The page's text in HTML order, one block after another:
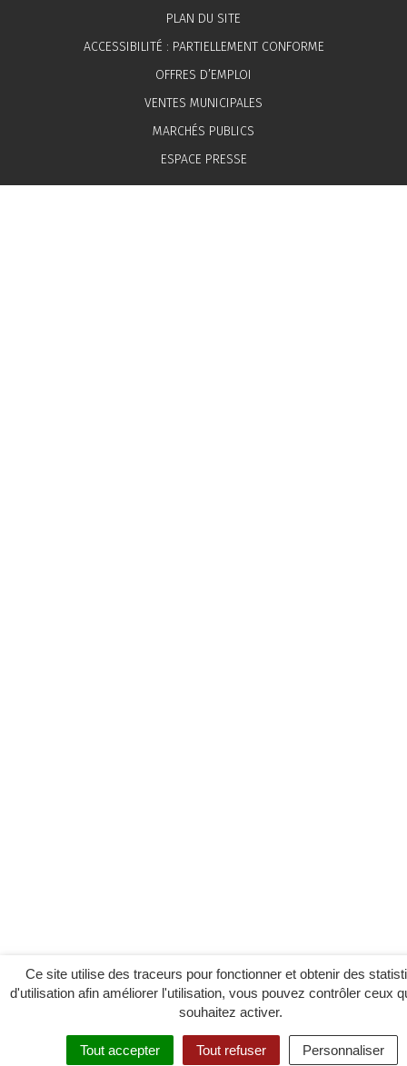
Ce site utilise des traceurs pour fonctionner et obtenir des
d'utilisation afin améliorer l'utilisation, vous pouvez contrôler ceux
souhaitez activer.
Tout accepter Tout refuser Personnaliser
PLAN DU SITE
ACCESSIBILITÉ : PARTIELLEMENT CONFORME
OFFRES D’EMPLOI
VENTES MUNICIPALES
MARCHÉS PUBLICS
ESPACE PRESSE